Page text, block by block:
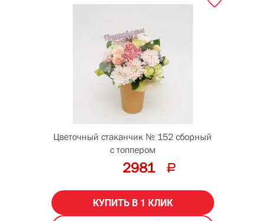
Цветочный стаканчик № 152 сборный
с топпером
2981
КУПИТЬ В 1 КЛИК